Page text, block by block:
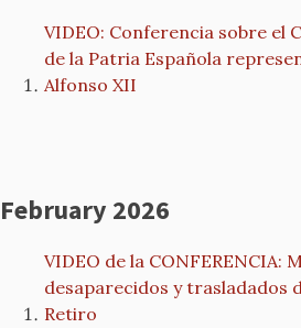
VIDEO: Conferencia sobre el
de la Patria Española
Alfonso XII
February 2026
VIDEO de la CONFERENCIA:
desaparecidos y trasladados
Retiro